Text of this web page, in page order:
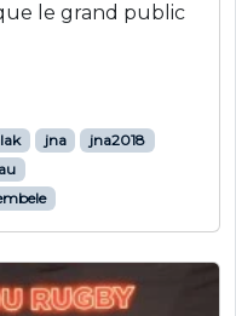
le grand public
jna
jna2018